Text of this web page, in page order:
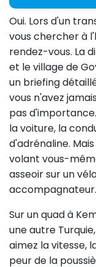
Oui. Lors d'un
vous chercher à
rendez-vous. La
et le village de
un briefing
vous n'avez
pas
la voiture, la
d'adrénaline.
volant vous-
asseoir sur un
accompagnateur.
Sur un quad à
une autre
aimez la vitesse,
peur de la